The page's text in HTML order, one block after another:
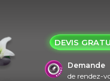
DEVIS
Demande
de rendez-